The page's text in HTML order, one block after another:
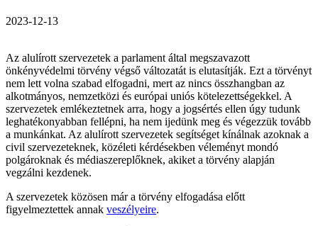
2023-12-13
Az alulírott szervezetek a parlament által megszavazott
önkényvédelmi törvény végső változatát is elutasítják. Ezt a törvényt
nem lett volna szabad elfogadni, mert az nincs összhangban az
alkotmányos, nemzetközi és európai uniós kötelezettségekkel. A
szervezetek emlékeztetnek arra, hogy a jogsértés ellen úgy tudunk
leghatékonyabban fellépni, ha nem ijedünk meg és végezzük tovább
a munkánkat. Az alulírott szervezetek segítséget kínálnak azoknak a
civil szervezeteknek, közéleti kérdésekben véleményt mondó
polgároknak és médiaszereplőknek, akiket a törvény alapján
vegzálni kezdenek.
A szervezetek közösen már a törvény elfogadása előtt
figyelmeztettek annak veszélyeire.